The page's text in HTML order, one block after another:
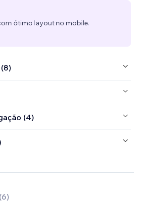
ótimo layout no mobile.
(4)
(6)